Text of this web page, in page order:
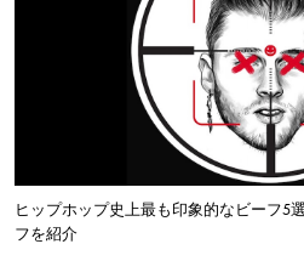
ヒップホップ史上最も印象的なビーフ5
フを紹介